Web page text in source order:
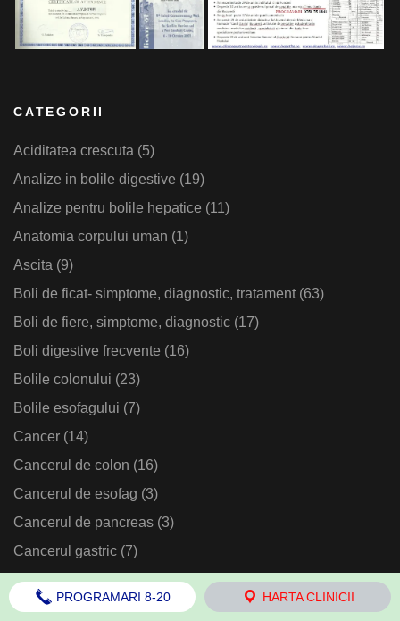
CATEGORII
Aciditatea crescuta (5)
Analize in bolile digestive (19)
Analize pentru bolile hepatice (11)
Anatomia corpului uman (1)
Ascita (9)
Boli de ficat- simptome, diagnostic, tratament(63)
Boli de fiere, simptome, diagnostic (17)
Boli digestive frecvente (16)
Bolile colonului (23)
Bolile esofagului (7)
Cancer (14)
Cancerul de colon (16)
Cancerul de esofag (3)
Cancerul de pancreas (3)
Cancerul gastric (7)
Cancerul hepatic(7)
Cauzele bolilor digestive
(3)
PROGRAMARI 8-20 HARTA CLINICII